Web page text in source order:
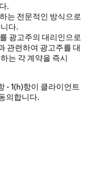
.
는 전문적인 방식으로
다.
광고주의 대리인으로
관련하여 광고주를 대
는 각 계약을 즉시
- 1(h)항이 클라이언트
의합니다.